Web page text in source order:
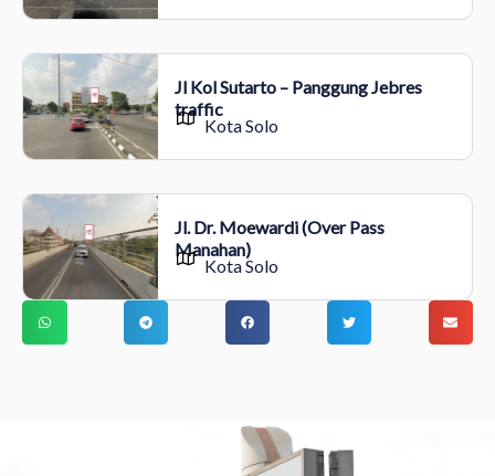
Jl Kol Sutarto – Panggung Jebres
traffic
Kota Solo
Jl. Dr. Moewardi (Over Pass
Manahan)
Kota Solo